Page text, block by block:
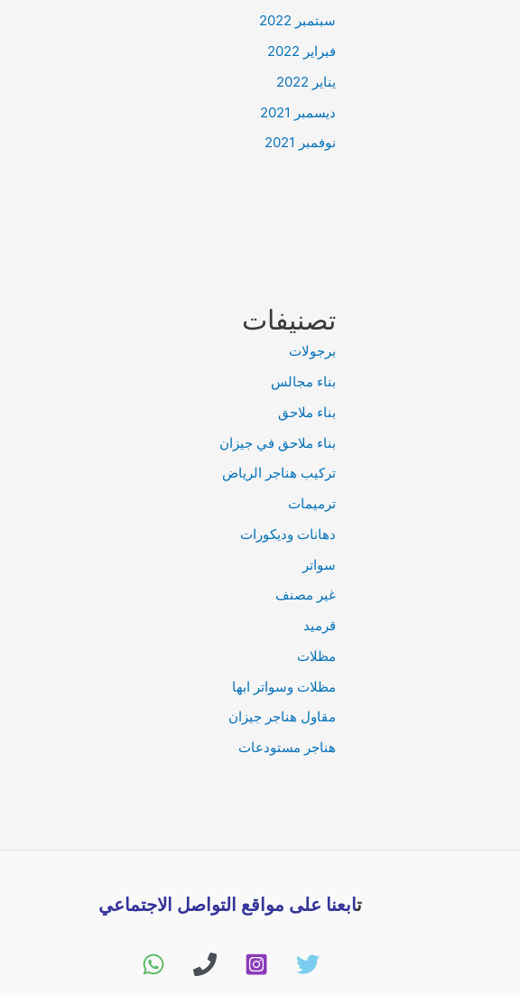
سبتمبر 2022
فبراير 2022
يناير 2022
ديسمبر 2021
نوفمبر 2021
تصنيفات
برجولات
بناء مجالس
بناء ملاحق
بناء ملاحق في جيزان
تركيب هناجر الرياض
ترميمات
دهانات وديكورات
سواتر
غير مصنف
قرميد
مظلات
مظلات وسواتر ابها
مقاول هناجر جيزان
هناجر مستودعات
تابعنا على مواقع التواصل الاجتماعي